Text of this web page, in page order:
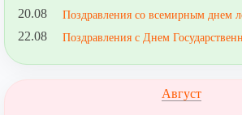
20.08 Поздравления со всемирным днем
22.08 Поздравления с Днем
Август